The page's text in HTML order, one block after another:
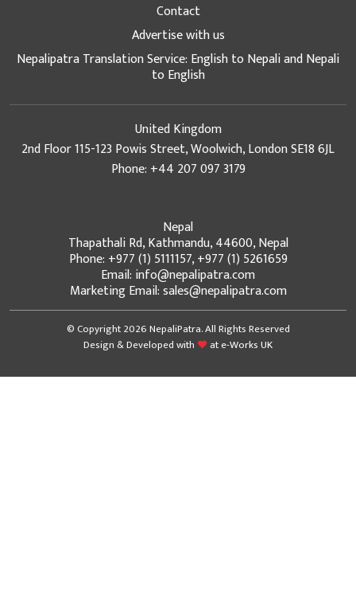
Contact
Advertise with us
Nepalipatra Translation Service: English to Nepali and Nepali
to English
United Kingdom
2nd Floor 115-123 Powis Street, Woolwich, London SE18 6JL
Phone: +44 207 097 3179
Nepal
Thapathali Rd, Kathmandu, 44600, Nepal
Phone: +977 (1) 5111157, +977 (1) 5261659
Email: info@nepalipatra.com
Marketing Email: sales@nepalipatra.com
© Copyright 2026 NepaliPatra. All Rights Reserved
Design & Developed with
ate-Works UK